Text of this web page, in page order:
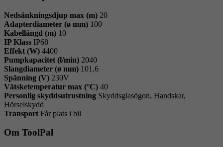
Nedsänkningsdjup max (m) 20
Adapterdiameter (ø mm) 100
Kabellängd (m) 10
IP Klass IP68
Effekt (W) 4400
Pumpkapacitet (l/min) 2040
Slangdiameter (ø mm) 101,6
Spänning (V) 230V
Vätsketemperatur max (°C) 40
Personlig skyddsutrustning Skyddsglasögon, Handskar,
Hörselskydd
Transport Får plats i bil
Om ToolPal